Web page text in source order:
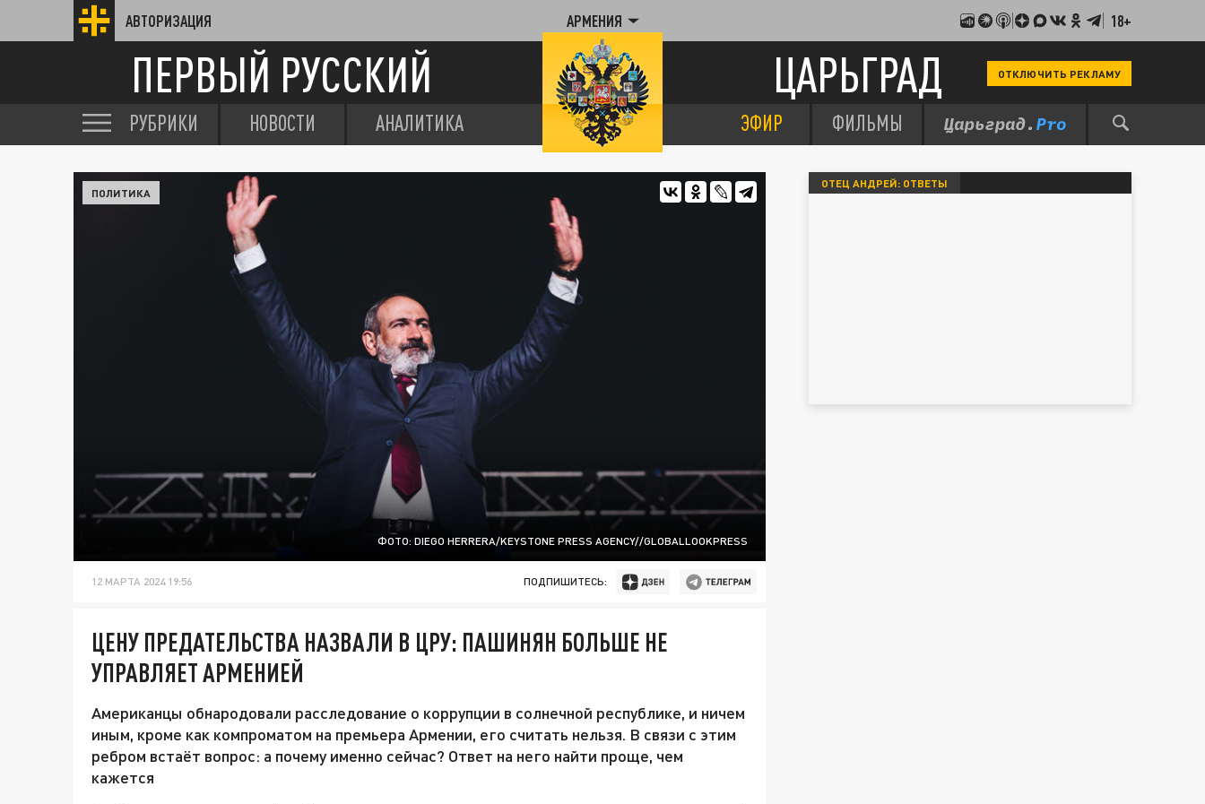
АВТОРИЗАЦИЯ АРМЕНИЯ 18+
ПЕРВЫЙ РУССКИЙ ЦАРЬГРАД ОТКЛЮЧИТЬ РЕКЛАМУ
РУБРИКИ НОВОСТИ АНАЛИТИКА ЭФИР ФИЛЬМЫ
ФОТО: DIEGO HERRERA/KEYSTONE PRESS AGENCY//GLOBALLOOKPRESS
ПОЛИТИКА
12 МАРТА 2024 19:56 ПОДПИШИТЕСЬ:
ЦЕНУ ПРЕДАТЕЛЬСТВА НАЗВАЛИ В ЦРУ: ПАШИНЯН БОЛЬШЕ НЕ
УПРАВЛЯЕТ АРМЕНИЕЙ
Американцы обнародовали расследование о коррупции в солнечной республике, и ничем
иным, кроме как компроматом на премьера Армении, его считать нельзя. В связи с этим
ребром встаёт вопрос: а почему именно сейчас? Ответ на него найти проще, чем
кажется
ОТЕЦ АНДРЕЙ: ОТВЕТЫ